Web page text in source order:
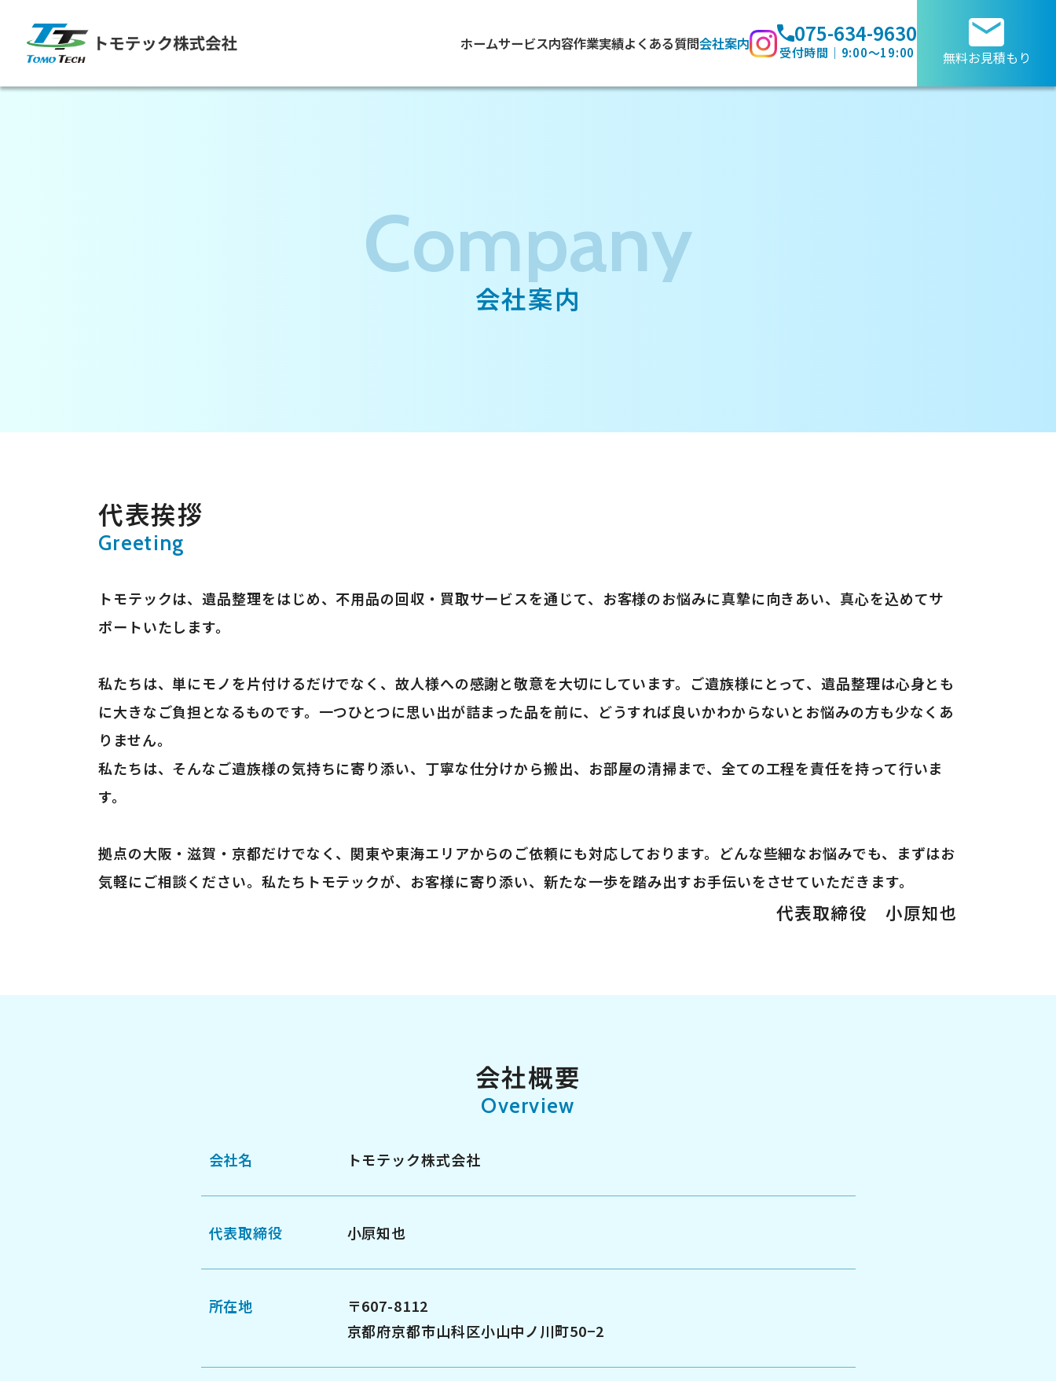
ホームサービス内容作業実績よくある質問会社案内 075-634-9630
受付時間｜9:00～19:00 無料お見積もり
Company
会社案内
代表挨拶
Greeting
トモテックは、遺品整理をはじめ、不用品の回収・買取サービスを通じて、お客様のお悩みに真摯に向きあい、真心を込めてサ
ポートいたします。
私たちは、単にモノを片付けるだけでなく、故人様への感謝と敬意を大切にしています。ご遺族様にとって、遺品整理は心身とも
に大きなご負担となるものです。一つひとつに思い出が詰まった品を前に、どうすれば良いかわからないとお悩みの方も少なくあ
りません。
私たちは、そんなご遺族様の気持ちに寄り添い、丁寧な仕分けから搬出、お部屋の清掃まで、全ての工程を責任を持って行いま
す。
拠点の大阪・滋賀・京都だけでなく、関東や東海エリアからのご依頼にも対応しております。どんな些細なお悩みでも、まずはお
気軽にご相談ください。私たちトモテックが、お客様に寄り添い、新たな一歩を踏み出すお手伝いをさせていただきます。
代表取締役 小𠩤知也
会社概要
Overview
会社名 トモテック株式会社
代表取締役 小𠩤知也
所在地
〒607-8112
京都府京都市山科区小山中ノ川町50−2